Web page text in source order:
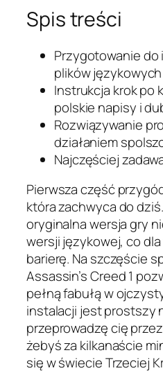
Spis treści
Przygotowanie
plików językowych
Instrukcja krok po
polskie napisy i
Rozwiązywanie
działaniem
Najczęściej
Pierwsza część
która zachwyca do
oryginalna wersja gry
wersji językowej, co
barierę. Na szczęście
Assassin’s Creed 1
pełną fabułą w
instalacji jest prostszy
przeprowadzę cię
żebyś za kilkanaście
się w świecie Trzeciej